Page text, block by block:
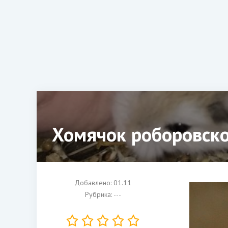
Хомячок
Добавлено: 01.11
Рубрика: ---